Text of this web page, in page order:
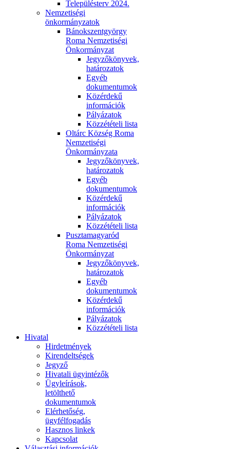
Településterv 2024.
Nemzetiségi
önkormányzatok
Bánokszentgyörgy
Roma Nemzetiségi
Önkormányzat
Jegyzőkönyvek,
határozatok
Egyéb
dokumentumok
Közérdekű
információk
Pályázatok
Közzétételi lista
Oltárc Község Roma
Nemzetiségi
Önkormányzata
Jegyzőkönyvek,
határozatok
Egyéb
dokumentumok
Közérdekű
információk
Pályázatok
Közzétételi lista
Pusztamagyaród
Roma Nemzetiségi
Önkormányzat
Jegyzőkönyvek,
határozatok
Egyéb
dokumentumok
Közérdekű
információk
Pályázatok
Közzétételi lista
Hivatal
Hirdetmények
Kirendeltségek
Jegyző
Hivatali ügyintézők
Ügyleírások,
letölthető
dokumentumok
Elérhetőség,
ügyfélfogadás
Hasznos linkek
Kapcsolat